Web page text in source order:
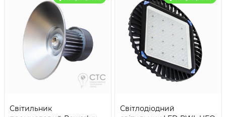
Світильник
Світлодіодний